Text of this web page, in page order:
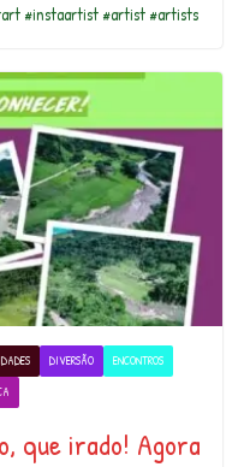
#instaartist #artist #artists
DIVERSÃO
ENCONTROS
que irado! Agora